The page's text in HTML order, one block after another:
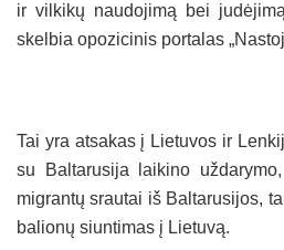
ir vilkikų naudojimą bei
skelbia opozicinis portalas
Tai yra atsakas į Lietuvos ir
su Baltarusija laikino
migrantų srautai iš Baltarusijos,
balionų siuntimas į Lietuvą.